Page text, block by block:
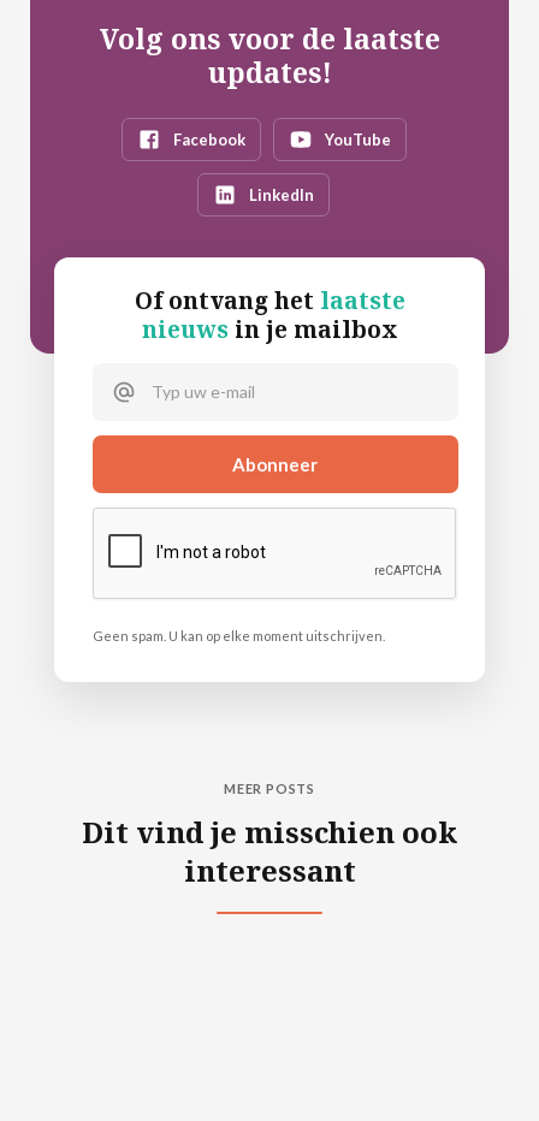
Volg ons voor de laatste
updates!
Facebook YouTube
LinkedIn
Of ontvang het laatste
nieuwsin je mailbox
Geen spam. U kan op elke moment uitschrijven.
MEER POSTS
Dit vind je misschien ook
interessant